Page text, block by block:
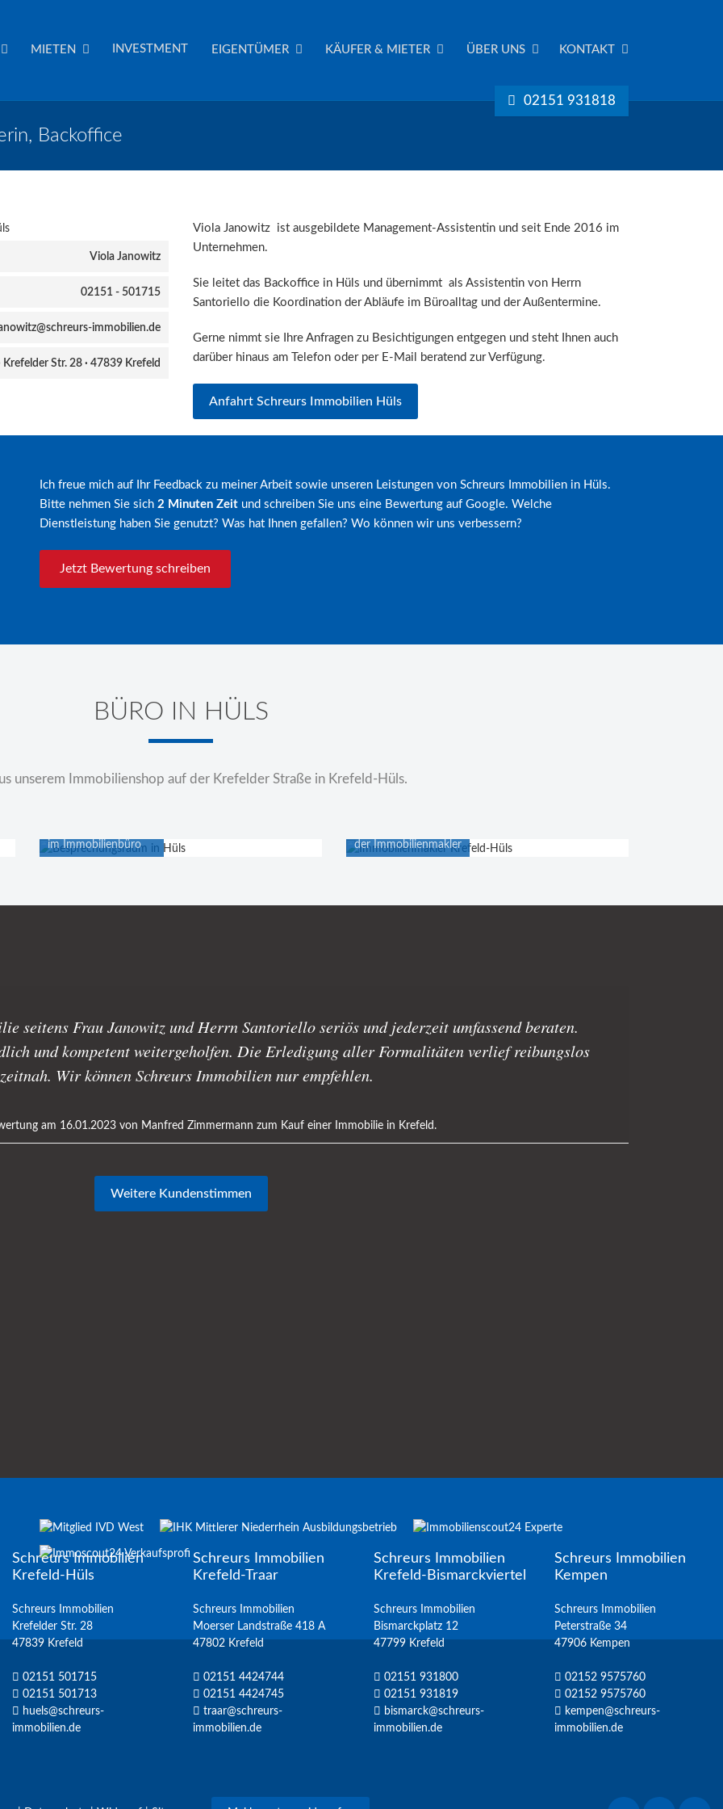
02151 931818
MIETEN INVESTMENT EIGENTÜMER KÄUFER & MIETER ÜBER UNS KONTAKT
Backoffice
Viola Janowitz
02151 - 501715
immobilien.de
Str. 28 · 47839 Krefeld
Viola Janowitz ist ausgebildete Management-Assistentin und seit Ende 2016 im
Unternehmen.
Sie leitet das Backoffice in Hüls und übernimmt als Assistentin von Herrn
Santoriello die Koordination der Abläufe im Büroalltag und der Außentermine.
Gerne nimmt sie Ihre Anfragen zu Besichtigungen entgegen und steht Ihnen auch
darüber hinaus am Telefon oder per E-Mail beratend zur Verfügung.
Anfahrt Schreurs Immobilien Hüls
Ich freue mich auf Ihr Feedback zu meiner Arbeit sowie unseren Leistungen von Schreurs Immobilien in Hüls.
Bitte nehmen Sie sich 2 Minuten Zeitund schreiben Sie uns eine Bewertung auf Google. Welche
Dienstleistung haben Sie genutzt? Was hat Ihnen gefallen? Wo können wir uns verbessern?
Jetzt Bewertung schreiben
BÜRO IN HÜLS
unserem Immobilienshop auf der Krefelder Straße in Krefeld-Hüls.
im Immobilienbüro der Immobilienmakler
seitens Frau Janowitz und Herrn Santoriello seriös und jederzeit umfassend beraten.
und kompetent weitergeholfen. Die Erledigung aller Formalitäten verlief reibungslos
Wir können Schreurs Immobilien nur empfehlen.
am 16.01.2023 von Manfred Zimmermann zum Kauf einer Immobilie in Krefeld .
Weitere Kundenstimmen
Schreurs Immobilien
Krefeld-Hüls
Schreurs Immobilien
Krefelder Str. 28
47839 Krefeld
02151 501715
02151 501713
huels@schreurs-
immobilien.de
Schreurs Immobilien
Krefeld-Traar
Schreurs Immobilien
Moerser Landstraße 418 A
47802 Krefeld
02151 4424744
02151 4424745
traar@schreurs-
immobilien.de
Schreurs Immobilien
Krefeld-Bismarckviertel
Schreurs Immobilien
Bismarckplatz 12
47799 Krefeld
02151 931800
02151 931819
bismarck@schreurs-
immobilien.de
Schreurs Immobilien
Kempen
Schreurs Immobilien
Peterstraße 34
47906 Kempen
02152 9575760
02152 9575760
kempen@schreurs-
immobilien.de